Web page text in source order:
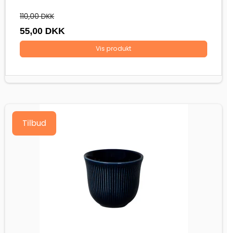
110,00 DKK
55,00 DKK
Vis produkt
Tilbud